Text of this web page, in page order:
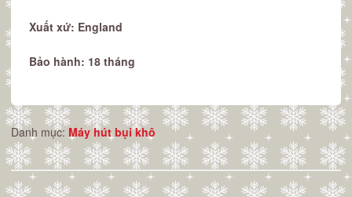
Xuất xứ: England
Bảo hành: 18 tháng
Danh mục: Máy hút bụi khô